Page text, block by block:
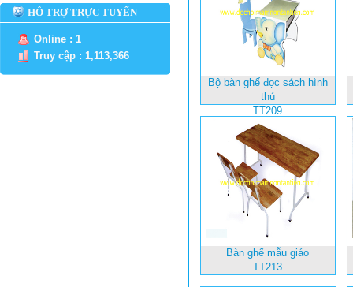
HỖ TRỢ TRỰC TUYẾN
Online : 1
Truy cập : 1,113,366
Bộ bàn ghế đọc sách hình
thú
TT209
Bàn ghế mẫu giáo
TT213